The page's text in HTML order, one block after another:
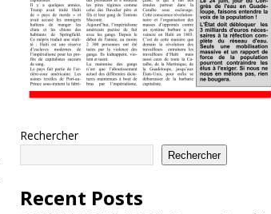
Rechercher
Rechercher
Recent Posts